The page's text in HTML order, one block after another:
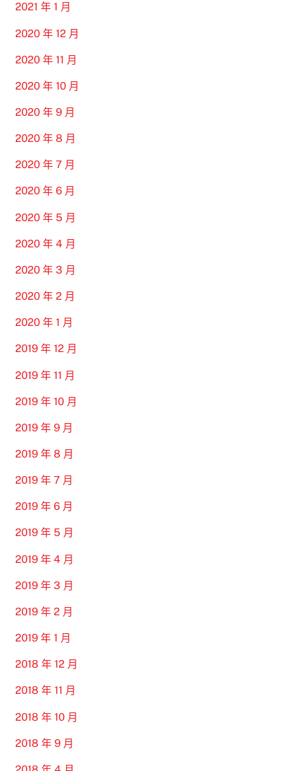
2021 年 1 月
2020 年 12 月
2020 年 11 月
2020 年 10 月
2020 年 9 月
2020 年 8 月
2020 年 7 月
2020 年 6 月
2020 年 5 月
2020 年 4 月
2020 年 3 月
2020 年 2 月
2020 年 1 月
2019 年 12 月
2019 年 11 月
2019 年 10 月
2019 年 9 月
2019 年 8 月
2019 年 7 月
2019 年 6 月
2019 年 5 月
2019 年 4 月
2019 年 3 月
2019 年 2 月
2019 年 1 月
2018 年 12 月
2018 年 11 月
2018 年 10 月
2018 年 9 月